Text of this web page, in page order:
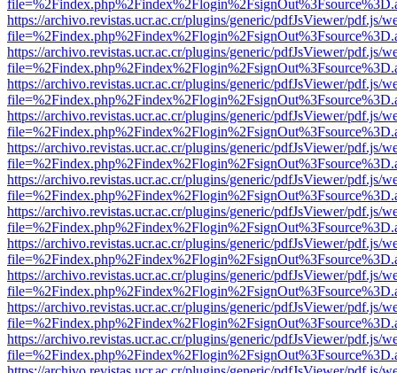
https://archivo.revistas.ucr.ac.cr/plugins/generic/pdfJsViewer/pdf.js/
https://archivo.revistas.ucr.ac.cr/plugins/generic/pdfJsViewer/pdf.js/
https://archivo.revistas.ucr.ac.cr/plugins/generic/pdfJsViewer/pdf.js/
https://archivo.revistas.ucr.ac.cr/plugins/generic/pdfJsViewer/pdf.js/
https://archivo.revistas.ucr.ac.cr/plugins/generic/pdfJsViewer/pdf.js/
https://archivo.revistas.ucr.ac.cr/plugins/generic/pdfJsViewer/pdf.js/
https://archivo.revistas.ucr.ac.cr/plugins/generic/pdfJsViewer/pdf.js/
https://archivo.revistas.ucr.ac.cr/plugins/generic/pdfJsViewer/pdf.js/
https://archivo.revistas.ucr.ac.cr/plugins/generic/pdfJsViewer/pdf.js/
https://archivo.revistas.ucr.ac.cr/plugins/generic/pdfJsViewer/pdf.js/
https://archivo.revistas.ucr.ac.cr/plugins/generic/pdfJsViewer/pdf.js/